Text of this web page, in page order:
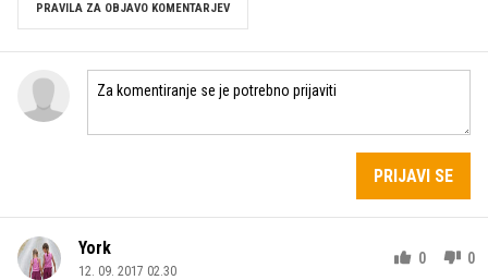
PRAVILA ZA OBJAVO KOMENTARJEV
PRIJAVI SE
York
12. 09. 2017 02.30
0 0